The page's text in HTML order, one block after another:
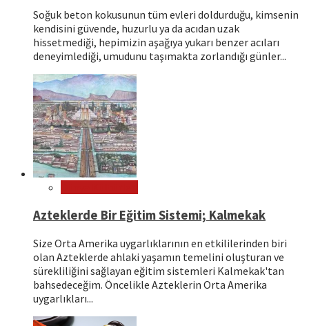
Soğuk beton kokusunun tüm evleri doldurduğu, kimsenin
kendisini güvende, huzurlu ya da acıdan uzak
hissetmediği, hepimizin aşağıya yukarı benzer acıları
deneyimlediği, umudunu taşımakta zorlandığı günler...
Azteklerde Bir Eğitim Sistemi; Kalmekak
Size Orta Amerika uygarlıklarının en etkililerinden biri
olan Azteklerde ahlaki yaşamın temelini oluşturan ve
sürekliliğini sağlayan eğitim sistemleri Kalmekak'tan
bahsedeceğim. Öncelikle Azteklerin Orta Amerika
uygarlıkları...